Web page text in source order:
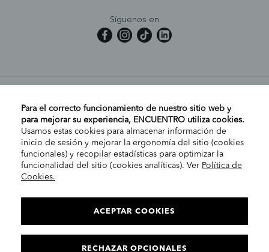
Contacto
Síguenos en
MI CUENTA
AYUDA
EMPRESA
INFORMACIÓN LEGAL
Para el correcto funcionamiento de nuestro sitio web y
para mejorar su experiencia, ENCUENTRO utiliza cookies.
Usamos estas cookies para almacenar información de
inicio de sesión y mejorar la ergonomía del sitio (cookies
funcionales) y recopilar estadísticas para optimizar la
funcionalidad del sitio (cookies analíticas). Ver Política de
Cookies.
ACEPTAR COOKIES
RECHAZAR OPCIONALES